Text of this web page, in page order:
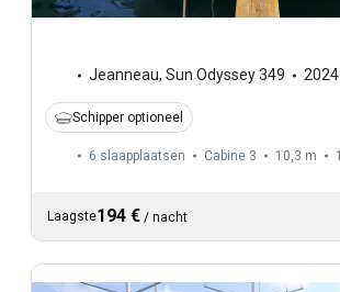
Jeanneau, Sun Odyssey 349 2024
Schipper optioneel
6 slaapplaatsen Cabine 3 10,3 m 1
Laagste194 € / nacht